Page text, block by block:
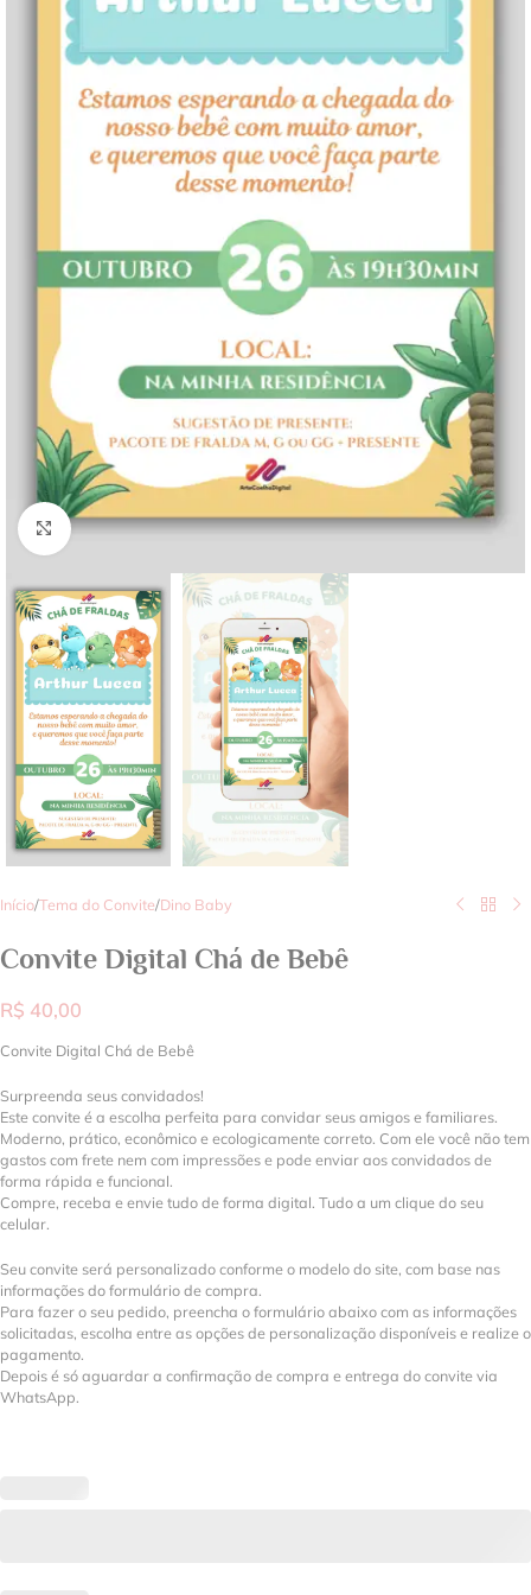
Clique para ampliar
Início/Tema do Convite/Dino Baby
Convite Digital Chá de Bebê
R$ 40,00
Convite Digital Chá de Bebê
Surpreenda seus convidados!
Este convite é a escolha perfeita para convidar seus amigos e familiares.
Moderno, prático, econômico e ecologicamente correto. Com ele você não tem
gastos com frete nem com impressões e pode enviar aos convidados de
forma rápida e funcional.
Compre, receba e envie tudo de forma digital. Tudo a um clique do seu
celular.
Seu convite será personalizado conforme o modelo do site, com base nas
informações do formulário de compra.
Para fazer o seu pedido, preencha o formulário abaixo com as informações
solicitadas, escolha entre as opções de personalização disponíveis e realize o
pagamento.
Depois é só aguardar a confirmação de compra e entrega do convite via
WhatsApp.